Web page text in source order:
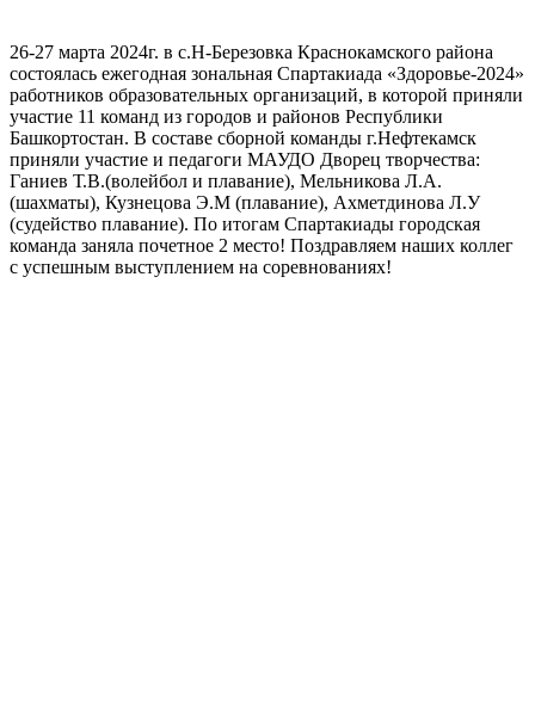
26-27 марта 2024г. в с.Н-Березовка Краснокамского района
состоялась ежегодная зональная Спартакиада «Здоровье-2024»
работников образовательных организаций, в которой приняли
участие 11 команд из городов и районов Республики
Башкортостан. В составе сборной команды г.Нефтекамск
приняли участие и педагоги МАУДО Дворец творчества:
Ганиев Т.В.(волейбол и плавание), Мельникова Л.А.
(шахматы), Кузнецова Э.М (плавание), Ахметдинова Л.У
(судейство плавание). По итогам Спартакиады городская
команда заняла почетное 2 место! Поздравляем наших коллег
с успешным выступлением на соревнованиях!